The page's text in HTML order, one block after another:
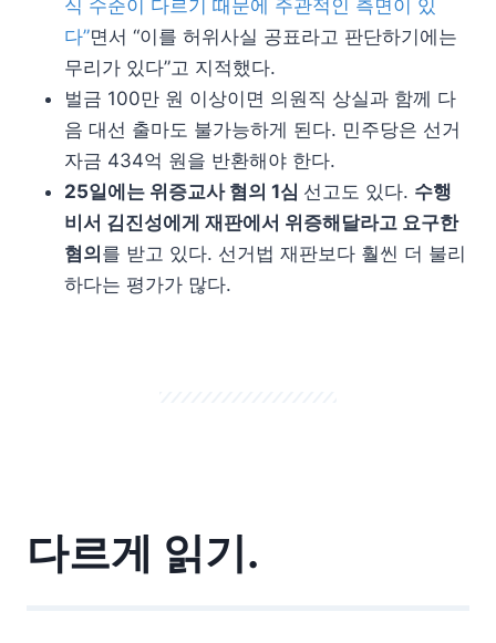
식 수준이 다르기 때문에 주관적인 측면이 있
다”면서 “이를 허위사실 공표라고 판단하기에는
무리가 있다”고 지적했다.
벌금 100만 원 이상이면 의원직 상실과 함께 다
음 대선 출마도 불가능하게 된다. 민주당은 선거
자금 434억 원을 반환해야 한다.
25일에는 위증교사 혐의 1심 선고도 있다. 수행
비서 김진성에게 재판에서 위증해달라고 요구한
혐의 를 받고 있다. 선거법 재판보다 훨씬 더 불리
하다는 평가가 많다.
다르게 읽기.